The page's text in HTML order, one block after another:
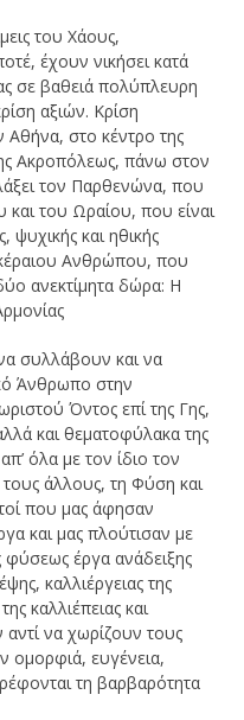
του Χάους,
έχουν νικήσει κατά
σε βαθειά πολύπλευρη
αξιών. Κρίση
Αθήνα, στο κέντρο της
Ακροπόλεως, πάνω στον
τον Παρθενώνα, που
του Ωραίου, που είναι
ψυχικής και ηθικής
Ανθρώπου, που
ανεκτίμητα δώρα: Η
συλλάβουν και να
Άνθρωπο στην
Όντος επί της Γης,
και θεματοφύλακα της
όλα με τον ίδιο τον
τους άλλους, τη Φύση και
που μας άφησαν
και μας πλούτισαν με
φύσεως έργα ανάδειξης
καλλιέργειας της
καλλιέπειας και
να χωρίζουν τους
ευγένεια,
τη βαρβαρότητα